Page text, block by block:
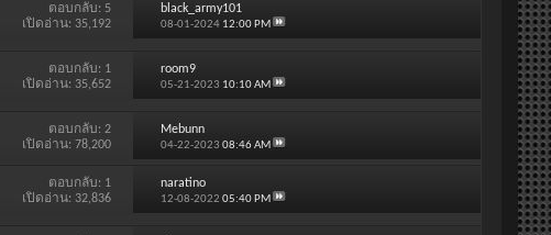
ตอบกลับ: 5
เปิดอ่าน: 35,192
black_army101
08-01-2024 12:00 PM
ตอบกลับ: 1
เปิดอ่าน: 35,652
room9
05-21-2023 10:10 AM
ตอบกลับ:2
เปิดอ่าน: 78,200
Mebunn
04-22-2023 08:46 AM
ตอบกลับ: 1
เปิดอ่าน: 32,836
naratino
12-08-2022 05:40 PM